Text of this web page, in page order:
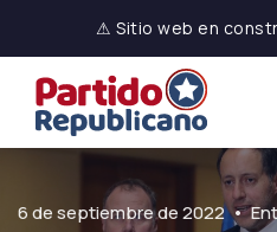
⚠ Sitio web en
6 de septiembre de 2022 •